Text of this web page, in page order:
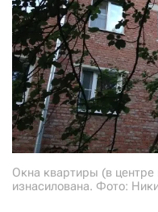
Окна квартиры (в
изнасилована. Фото: